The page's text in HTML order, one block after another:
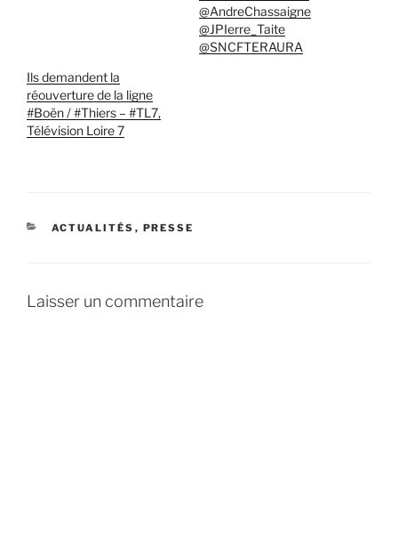
@AndreChassaigne
@JPIerre_Taite
@SNCFTERAURA
Ils demandent la
réouverture de la ligne
#Boën / #Thiers – #TL7,
Télévision Loire 7
CATÉGORIES
ACTUALITÉS , PRESSE
Laisser un commentaire